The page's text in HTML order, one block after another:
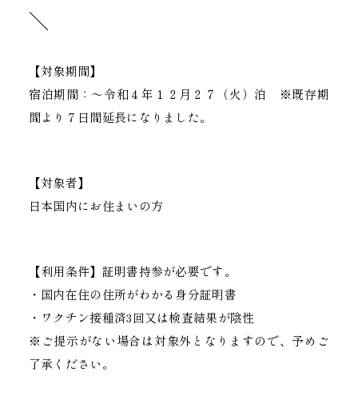
＼
【対象期間】
宿泊期間：～令和４年１２月２７（火）泊 ※既存期
間より７日間延長になりました。
【対象者】
日本国内にお住まいの方
【利用条件】証明書持参が必要です。
・国内在住の住所がわかる身分証明書
・ワクチン接種済3回又は検査結果が陰性
※ご提示がない場合は対象外となりますので、予めご
了承ください。